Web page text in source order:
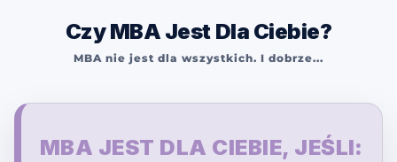
Czy MBA Jest Dla Ciebie?
MBA nie jest dla wszystkich. I dobrze...
MBA JEST DLA CIEBIE, JEŚLI: